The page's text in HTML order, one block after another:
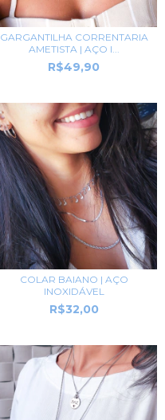
GARGANTILHA CORRENTARIA
AMETISTA | AÇO I...
R$49,90
COLAR BAIANO | AÇO
INOXIDÁVEL
R$32,00